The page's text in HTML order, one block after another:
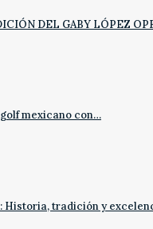
DEL GABY LÓPEZ
mexicano con…
Historia, tradición y